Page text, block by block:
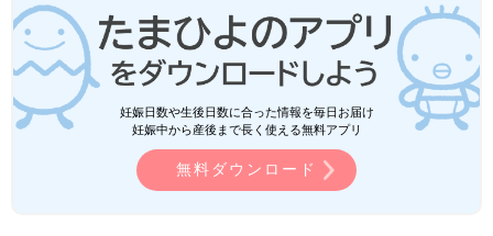
妊娠日数や生後日数に合った情報を毎日お届け
妊娠中から産後まで長く使える無料アプリ
無料ダウンロード